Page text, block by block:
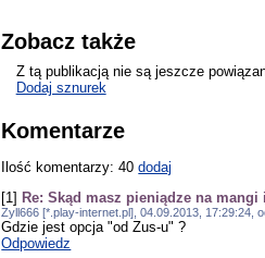
Zobacz także
Z tą publikacją nie są jeszcze
Dodaj sznurek
Komentarze
Ilość komentarzy: 40dodaj
[1] Re: Skąd masz pieniądze na mangi
Zyll666 [*.play-internet.pl], 04.09.2013, 17:29:24,
Gdzie jest opcja "od Zus-u" ?
Odpowiedz